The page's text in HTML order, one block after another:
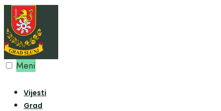
Preskoči
na
sadržaj
Meni
Vijesti
Grad